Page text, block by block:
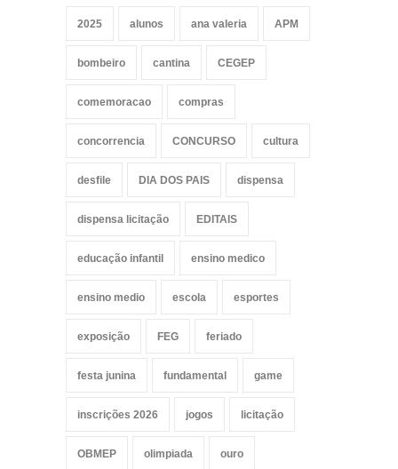
2025 alunos ana valeria APM
bombeiro cantina CEGEP
comemoracao compras
concorrencia CONCURSO cultura
desfile DIA DOS PAIS dispensa
dispensa licitação EDITAIS
educação infantil ensino medico
ensino medio escola esportes
exposição FEG feriado
festa junina fundamental game
inscrições 2026 jogos licitação
OBMEP olimpiada ouro